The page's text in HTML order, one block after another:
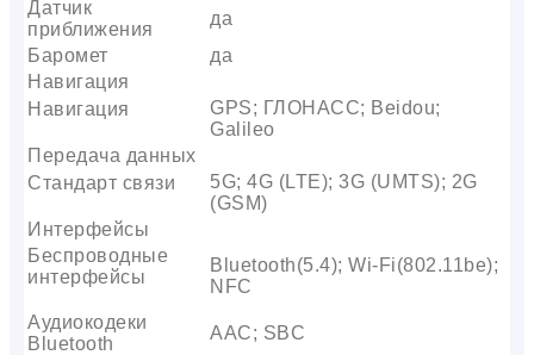
Датчик
приближения
да
Баромет
да
Навигация
Навигация
GPS; ГЛОНАСС; Beidou;
Galileo
Передача данных
Стандарт связи
5G; 4G (LTE); 3G (UMTS); 2G
(GSM)
Интерфейсы
Беспроводные
интерфейсы
Bluetooth(5.4); Wi-Fi(802.11be);
NFC
Аудиокодеки
Bluetooth
AAC; SBC